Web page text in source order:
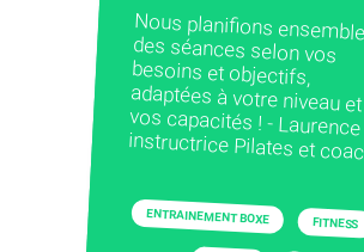
Nous planifions ensemble
des séances selon vos
besoins et objectifs,
adaptées à votre niveau et à
vos capacités ! - Laurence
instructrice Pilates et
ENTRAINEMENT BOXE FITNESS